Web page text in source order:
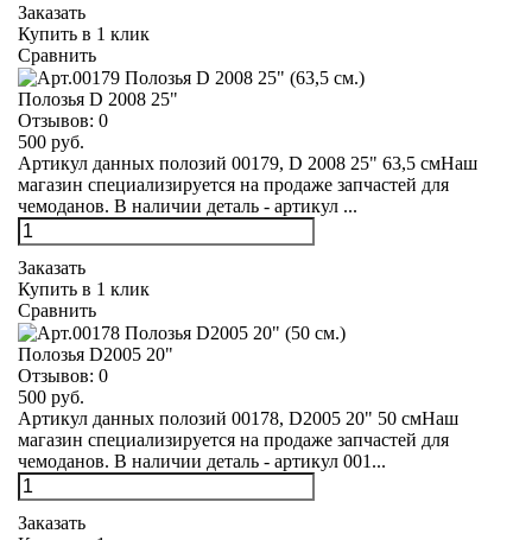
Заказать
Купить в 1 клик
Сравнить
Полозья D 2008 25"
Отзывов: 0
500 руб.
Артикул данных полозий 00179, D 2008 25" 63,5 смНаш
магазин специализируется на продаже запчастей для
чемоданов. В наличии деталь - артикул ...
Заказать
Купить в 1 клик
Сравнить
Полозья D2005 20"
Отзывов: 0
500 руб.
Артикул данных полозий 00178, D2005 20" 50 смНаш
магазин специализируется на продаже запчастей для
чемоданов. В наличии деталь - артикул 001...
Заказать